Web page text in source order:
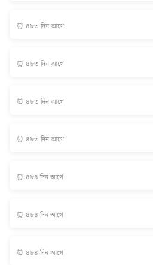
⏰ ৪৮৩ দিন আগে
⏰ ৪৮৩ দিন আগে
⏰ ৪৮৩ দিন আগে
⏰ ৪৮৩ দিন আগে
⏰ ৪৮৪ দিন আগে
⏰ ৪৮৪ দিন আগে
⏰ ৪৮৪ দিন আগে